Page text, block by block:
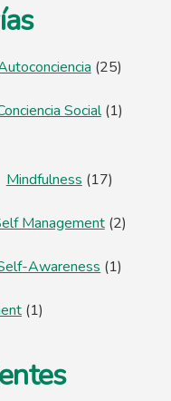
(25)
Social(1)
Mindfulness (17)
Management(2)
Awareness (1)
(1)